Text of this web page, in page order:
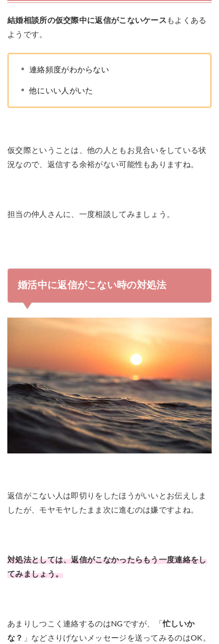
結婚相談所の仮交際中に返信がこないケース もよくある
ようです。
連絡頻度がわからない
他にいい人がいた
仮交際ということは、他の人ともお見合いをしている状
況なので、返信する余裕がない可能性もありますね。
担当の仲人さんに、一度相談してみましょう。
婚活中に返信がこない時の対処法
返信がこない人は即切りをしたほうがいいとお伝えしま
したが、モヤモヤしたまま次に進むのは嫌ですよね。
対処法としては、返信がこなかったらもう一度連絡をし
てみましょう。
あまりしつこく連絡するのはNGですが、「忙しいか
な？
」などさりげないメッセージを送ってみるのはOK。